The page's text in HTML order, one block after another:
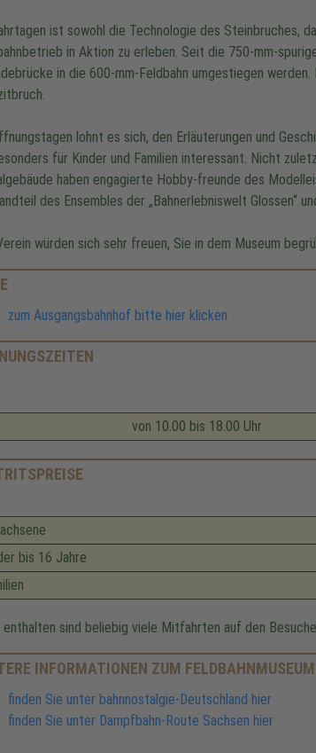
ist sowohl die Technologie des Steinbruches,
in Aktion zu erleben. Seit die 750-mm-
in die 600-mm-Feldbahn umgestiegen
lohnt es sich, den Erläuterungen und
für Kinder und Familien interessant. Nicht
haben engagierte Hobby-freunde des
des Ensembles der „Bahnerlebniswelt Glossen“
würden sich sehr freuen, Sie in dem Museum
zum Ausgangsbahnhof bitte hier klicken
10.00 bis 18.00 Uhr
bis 16 Jahre
enthalten sind beliebig viele Mitfahrten auf den
INFORMATIONEN ZUM
finden Sie unter bahnnostalgie-Deutschland hier
finden Sie unter Dampfbahn-Route Sachsen hier